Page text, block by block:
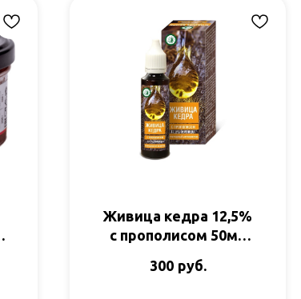
Живица кедра 12,5%
с прополисом 50мл
300 руб.